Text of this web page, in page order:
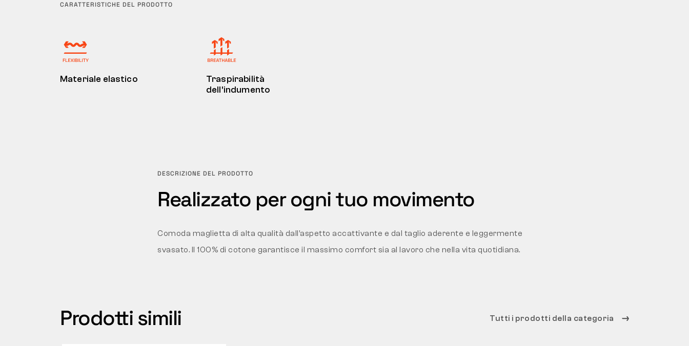
CARATTERISTICHE DEL PRODOTTO
Materiale elastico
Traspirabilità
dell'indumento
DESCRIZIONE DEL PRODOTTO
Realizzato per ogni tuo movimento
Comoda maglietta di alta qualità dall’aspetto accattivante e dal taglio aderente e leggermente
svasato. Il 100% di cotone garantisce il massimo comfort sia al lavoro che nella vita quotidiana.
Prodotti simili Tutti i prodotti della categoria